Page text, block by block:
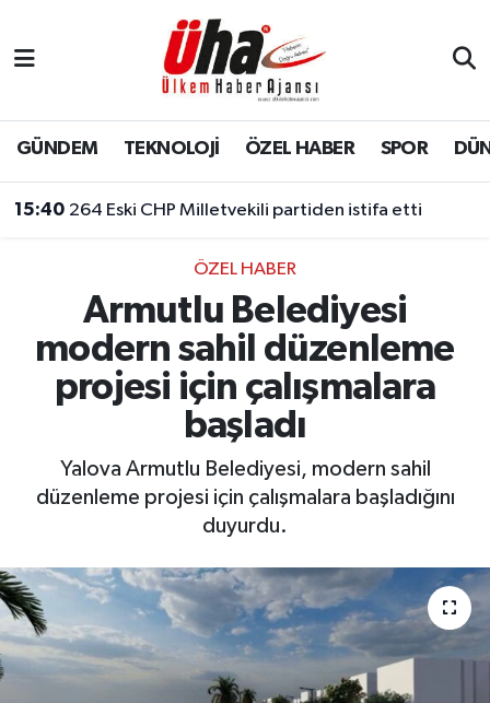
GÜNDEM TEKNOLOJİ ÖZEL HABER SPOR
15:40 264 Eski CHP Milletvekili partiden istifa etti
ÖZEL HABER
Armutlu Belediyesi
modern sahil düzenleme
projesi için çalışmalara
başladı
Yalova Armutlu Belediyesi, modern sahil
düzenleme projesi için çalışmalara başladığını
duyurdu.
İstanbul Nöbetçi Eczaneler
İstanbul Hava Durumu
Süper Lig Puan Durumu ve Fikstür
Tüm Manşetler
Son Dakika Haberleri
Haber Arşivi